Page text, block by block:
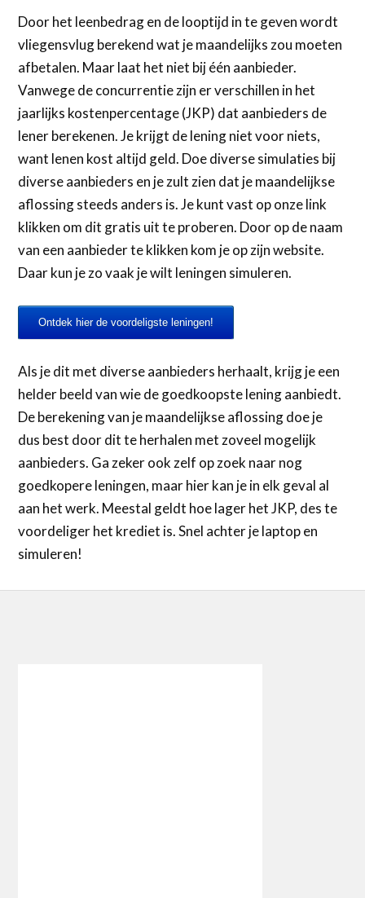
Door het leenbedrag en de looptijd in te geven wordt
vliegensvlug berekend wat je maandelijks zou moeten
afbetalen. Maar laat het niet bij één aanbieder.
Vanwege de concurrentie zijn er verschillen in het
jaarlijks kostenpercentage (JKP) dat aanbieders de
lener berekenen. Je krijgt de lening niet voor niets,
want lenen kost altijd geld. Doe diverse simulaties bij
diverse aanbieders en je zult zien dat je maandelijkse
aflossing steeds anders is. Je kunt vast op onze link
klikken om dit gratis uit te proberen. Door op de naam
van een aanbieder te klikken kom je op zijn website.
Daar kun je zo vaak je wilt leningen simuleren.
Ontdek hier de voordeligste leningen!
Als je dit met diverse aanbieders herhaalt, krijg je een
helder beeld van wie de goedkoopste lening aanbiedt.
De berekening van je maandelijkse aflossing doe je
dus best door dit te herhalen met zoveel mogelijk
aanbieders. Ga zeker ook zelf op zoek naar nog
goedkopere leningen, maar hier kan je in elk geval al
aan het werk. Meestal geldt hoe lager het JKP, des te
voordeliger het krediet is. Snel achter je laptop en
simuleren!